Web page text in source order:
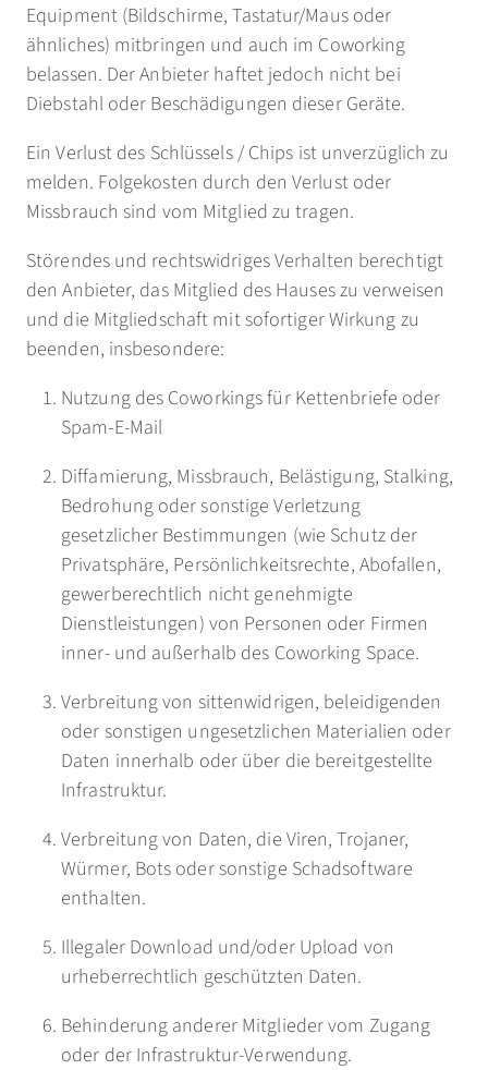
Equipment (Bildschirme, Tastatur/Maus oder
ähnliches) mitbringen und auch im Coworking
belassen. Der Anbieter haftet jedoch nicht bei
Diebstahl oder Beschädigungen dieser Geräte.
Ein Verlust des Schlüssels / Chips ist unverzüglich zu
melden. Folgekosten durch den Verlust oder
Missbrauch sind vom Mitglied zu tragen.
Störendes und rechtswidriges Verhalten berechtigt
den Anbieter, das Mitglied des Hauses zu verweisen
und die Mitgliedschaft mit sofortiger Wirkung zu
beenden, insbesondere:
Nutzung des Coworkings für Kettenbriefe oder
Spam-E-Mail
Diffamierung, Missbrauch, Belästigung, Stalking,
Bedrohung oder sonstige Verletzung
gesetzlicher Bestimmungen (wie Schutz der
Privatsphäre, Persönlichkeitsrechte, Abofallen,
gewerberechtlich nicht genehmigte
Dienstleistungen) von Personen oder Firmen
inner- und außerhalb des Coworking Space.
Verbreitung von sittenwidrigen, beleidigenden
oder sonstigen ungesetzlichen Materialien oder
Daten innerhalb oder über die bereitgestellte
Infrastruktur.
Verbreitung von Daten, die Viren, Trojaner,
Würmer, Bots oder sonstige Schadsoftware
enthalten.
Illegaler Download und/oder Upload von
urheberrechtlich geschützten Daten.
Behinderung anderer Mitglieder vom Zugang
oder der Infrastruktur-Verwendung.